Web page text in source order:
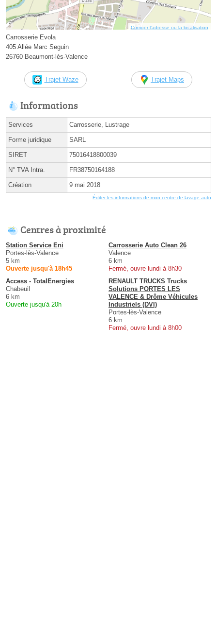
Corriger l’adresse ou la localisation
Carrosserie Evola
405 Allée Marc Seguin
26760 Beaumont-lès-Valence
Trajet Waze Trajet Maps
Informations
Services Carrosserie, Lustrage
Forme juridique SARL
SIRET 75016418800039
N° TVA Intra. FR38750164188
Création 9 mai 2018
Éditer les informations de mon centre de lavage auto
Centres à proximité
Station Service Eni
Portes-lès-Valence
5 km
Ouverte jusqu'à 18h45
Carrosserie Auto Clean 26
Valence
6 km
Fermé, ouvre lundi à 8h30
Access - TotalEnergies
Chabeuil
6 km
Ouverte jusqu'à 20h
RENAULT TRUCKS Trucks
Solutions PORTES LES
VALENCE & Drôme Véhicules
Industriels (DVI)
Portes-lès-Valence
6 km
Fermé, ouvre lundi à 8h00